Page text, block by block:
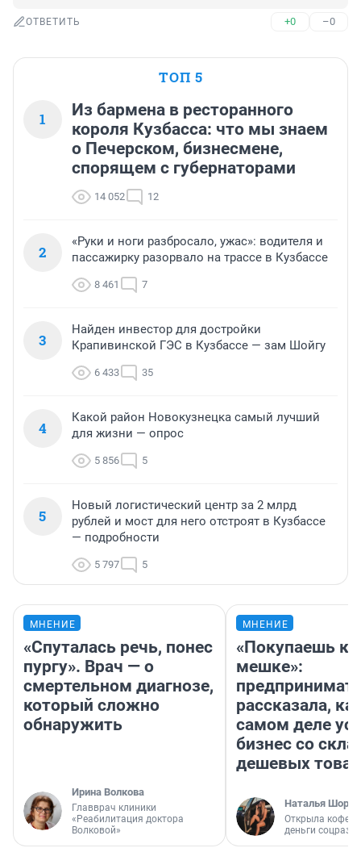
ОТВЕТИТЬ +0 –0
ТОП 5
1
Из бармена в ресторанного
короля Кузбасса: что мы знаем
о Печерском, бизнесмене,
спорящем с губернаторами
14 052 12
2
«Руки и ноги разбросало, ужас»: водителя и
пассажирку разорвало на трассе в Кузбассе
8 461 7
3
Найден инвестор для достройки
Крапивинской ГЭС в Кузбассе — зам Шойгу
6 433 35
4
Какой район Новокузнецка самый лучший
для жизни — опрос
5 856 5
5
Новый логистический центр за 2 млрд
рублей и мост для него отстроят в Кузбассе
— подробности
5 797 5
МНЕНИЕ
«Спуталась речь, понес
пургу». Врач — о
смертельном диагнозе,
который сложно
обнаружить
Ирина Волкова
Главврач клиники
«Реабилитация доктора
Волковой»
МНЕНИЕ
«Покупаешь
мешке»:
рассказала,
самом деле
бизнес со
дешевых
Наталья
Открыла
деньги